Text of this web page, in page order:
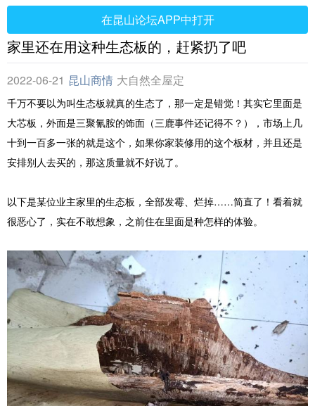
在昆山论坛APP中打开
家里还在用这种生态板的，赶紧扔了吧
2022-06-21 昆山商情 大自然全屋定
千万不要以为叫生态板就真的生态了，那一定是错觉！其实它里面是
大芯板，外面是三聚氰胺的饰面（三鹿事件还记得不？），市场上几
十到一百多一张的就是这个，如果你家装修用的这个板材，并且还是
安排别人去买的，那这质量就不好说了。
以下是某位业主家里的生态板，全部发霉、烂掉……简直了！看着就
很恶心了，实在不敢想象，之前住在里面是种怎样的体验。